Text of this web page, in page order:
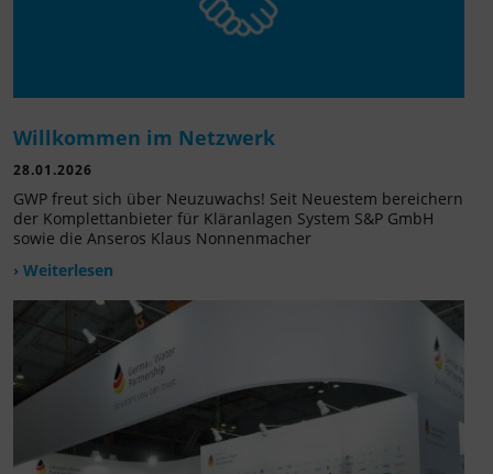
Willkommen im Netzwerk
28.01.2026
GWP freut sich über Neuzuwachs! Seit Neuestem bereichern
der Komplettanbieter für Kläranlagen System S&P GmbH
sowie die Anseros Klaus Nonnenmacher
› Weiterlesen